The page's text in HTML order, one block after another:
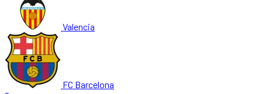
Valencia
FC Barcelona